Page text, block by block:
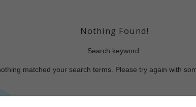
Nothing Found!
Search keyword:
matched your search terms. Please try again with